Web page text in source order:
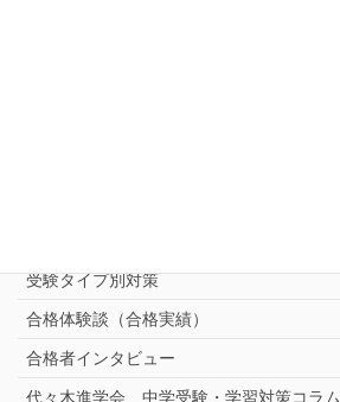
受験タイプ別対策
合格体験談（合格実績）
合格者インタビュー
代々木進学会 中学受験・学習対策コラム